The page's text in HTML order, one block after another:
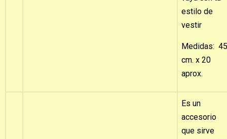
estilo de
vestir
Medidas: 45
cm. x 20
aprox.
Es un
accesorio
que sirve